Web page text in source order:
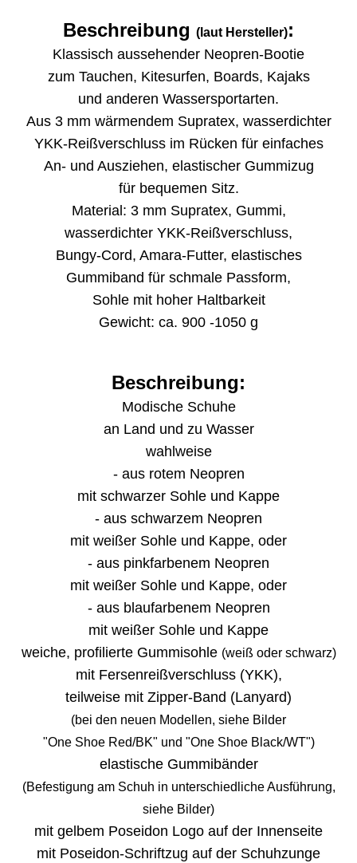
Beschreibung (laut Hersteller):
Klassisch aussehender Neopren-Bootie
zum Tauchen, Kitesurfen, Boards, Kajaks
und anderen Wassersportarten.
Aus 3 mm wärmendem Supratex, wasserdichter
YKK-Reißverschluss im Rücken für einfaches
An- und Ausziehen, elastischer Gummizug
für bequemen Sitz.
Material: 3 mm Supratex, Gummi,
wasserdichter YKK-Reißverschluss,
Bungy-Cord, Amara-Futter, elastisches
Gummiband für schmale Passform,
Sohle mit hoher Haltbarkeit
Gewicht: ca. 900 -1050 g
Beschreibung:
Modische Schuhe
an Land und zu Wasser
wahlweise
- aus rotem Neopren
mit schwarzer Sohle und Kappe
- aus schwarzem Neopren
mit weißer Sohle und Kappe, oder
- aus pinkfarbenem Neopren
mit weißer Sohle und Kappe, oder
- aus blaufarbenem Neopren
mit weißer Sohle und Kappe
weiche, profilierte Gummisohle (weiß oder schwarz)
mit Fersenreißverschluss (YKK),
teilweise mit Zipper-Band (Lanyard)
(bei den neuen Modellen, siehe Bilder
"One Shoe Red/BK" und "One Shoe Black/WT")
elastische Gummibänder
(Befestigung am Schuh in unterschiedliche Ausführung,
siehe Bilder)
mit gelbem Poseidon Logo auf der Innenseite
mit Poseidon-Schriftzug auf der Schuhzunge